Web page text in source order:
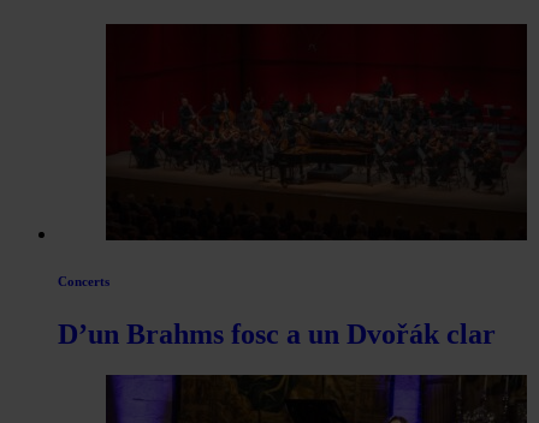
Concerts
D’un Brahms fosc a un Dvořák clar